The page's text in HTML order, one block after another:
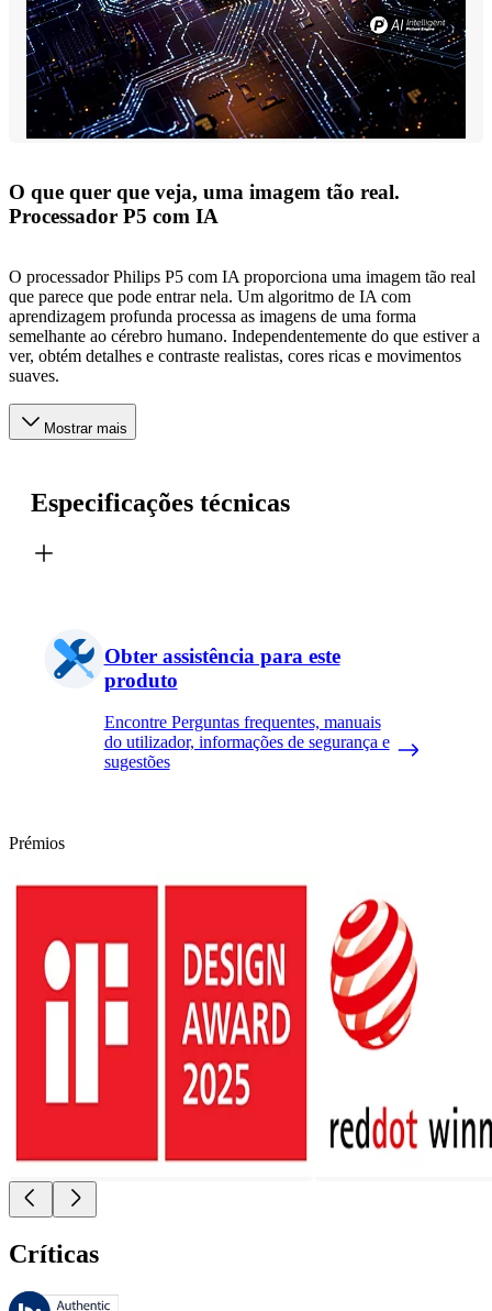
O que quer que veja, uma imagem tão real.
Processador P5 com IA
O processador Philips P5 com IA proporciona uma imagem tão real
que parece que pode entrar nela. Um algoritmo de IA com
aprendizagem profunda processa as imagens de uma forma
semelhante ao cérebro humano. Independentemente do que estiver a
ver, obtém detalhes e contraste realistas, cores ricas e movimentos
suaves.
Mostrar mais
Especificações técnicas
Obter assistência para este
produto
Encontre Perguntas frequentes, manuais
do utilizador, informações de segurança e
sugestões
Prémios
Críticas
Estas avaliações são geridas pela Bazaarvoice e estão em